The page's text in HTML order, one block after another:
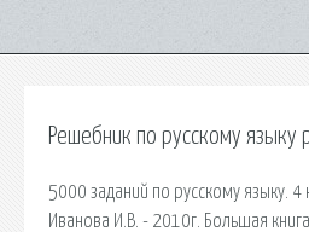
Решебник по русскому языку
5000 заданий по русскому языку. 4
Иванова И.В. - 2010г. Большая